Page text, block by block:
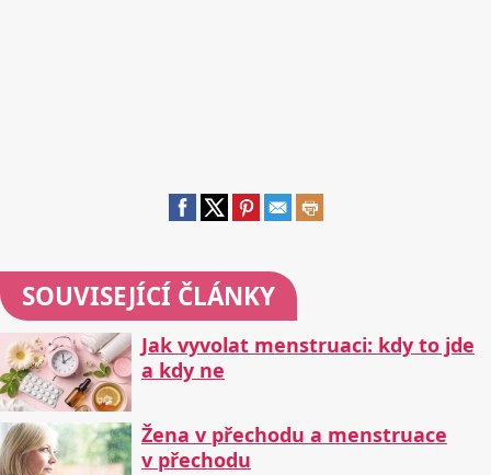
SOUVISEJÍCÍ ČLÁNKY
Jak vyvolat menstruaci: kdy to jde
a kdy ne
Žena v přechodu a menstruace
v přechodu